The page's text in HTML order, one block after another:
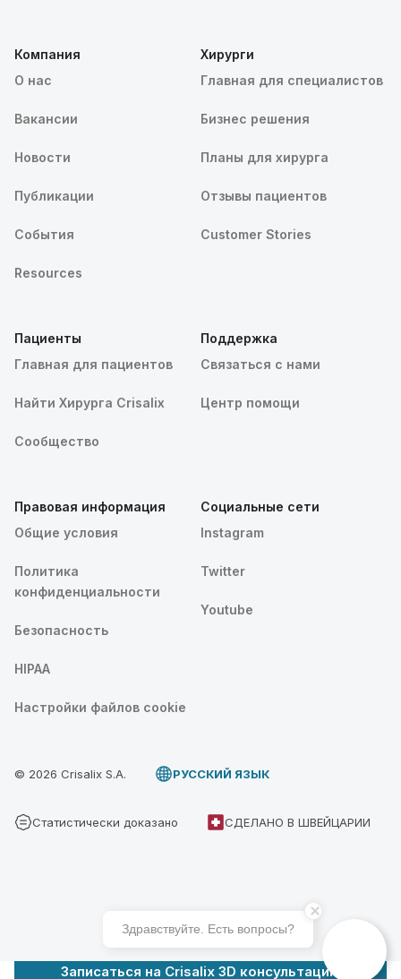
Записаться на Crisalix 3D консультацию
Компания
О нас
Вакансии
Новости
Публикации
События
Resources
Хирурги
Главная для специалистов
Бизнес решения
Планы для хирурга
Отзывы пациентов
Customer Stories
Пациенты
Главная для пациентов
Найти Хирурга Crisalix
Сообщество
Поддержка
Связаться с нами
Центр помощи
Правовая информация
Общие условия
Политика
конфиденциальности
Безопасность
HIPAA
Настройки файлов cookie
Социальные сети
Instagram
Twitter
Youtube
© 2026 Crisalix S.A. PУССКИЙ ЯЗЫК
Статистически доказано СДЕЛАНО В ШВЕЙЦАРИИ
Здравствуйте. Есть вопросы?